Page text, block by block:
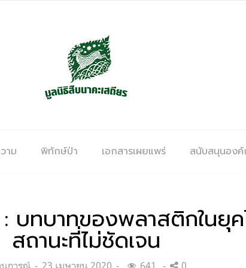
าม พิทักษ์ป่า เอกสารเผยแพร่ สนับสนุนองค์
: บทบาทของพลาสติกในยุ
สถานะที่ไม่ชัดเจน
นการณ์ Posted
23 เมษายน 2020 641 0